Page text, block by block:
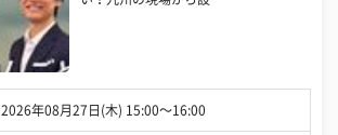
2026年08月27日(木) 15:00〜16:00